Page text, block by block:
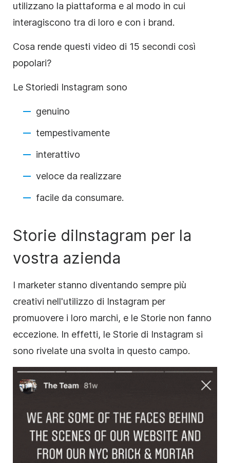
utilizzano la piattaforma e al modo in cui
interagiscono tra di loro e con i brand.
Cosa rende questi video di 15 secondi così
popolari?
Le Storiedi Instagram sono
genuino
tempestivamente
interattivo
veloce da realizzare
facile da consumare.
Storie diInstagram per la
vostra azienda
I marketer stanno diventando sempre più
creativi nell'utilizzo di Instagram per
promuovere i loro marchi, e le Storie non fanno
eccezione. In effetti, le Storie di Instagram si
sono rivelate una svolta in questo campo.